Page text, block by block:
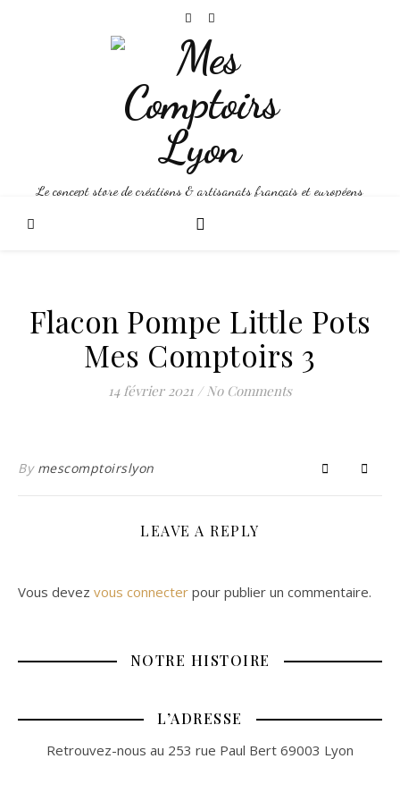
Le concept store de créations & artisanats français et européens
Flacon Pompe Little Pots
Mes Comptoirs 3
14 février 2021 / No Comments
By mescomptoirslyon
LEAVE A REPLY
Vous devez vous connecter pour publier un commentaire.
NOTRE HISTOIRE
L’ADRESSE
Retrouvez-nous au 253 rue Paul Bert 69003 Lyon